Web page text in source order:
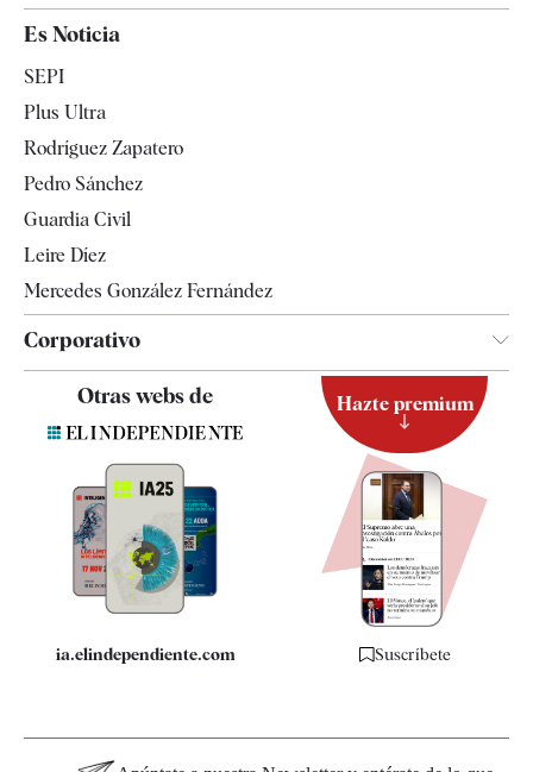
España
Televisión
Es Noticia
SEPI
Plus Ultra
Rodríguez Zapatero
Pedro Sánchez
Guardia Civil
Leire Díez
Mercedes González Fernández
Corporativo
Contacto
Quiénes somos
Especificaciones
Otras webs de
ia.elindependiente.com
Hazte premium
Suscríbete